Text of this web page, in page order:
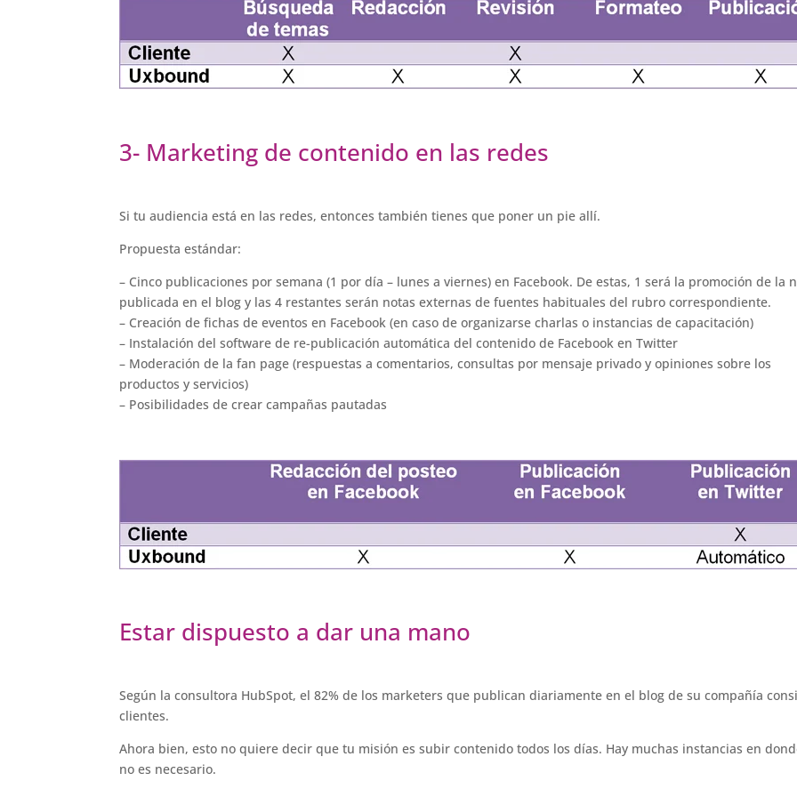
3- Marketing de contenido en las redes
Si tu audiencia está en las redes, entonces también tienes que poner un pie allí.
Propuesta estándar:
– Cinco publicaciones por semana (1 por día – lunes a viernes) en Facebook. De estas, 1 será la promoción de la
publicada en el blog y las 4 restantes serán notas externas de fuentes habituales del rubro correspondiente.
– Creación de fichas de eventos en Facebook (en caso de organizarse charlas o instancias de capacitación)
– Instalación del software de re-publicación automática del contenido de Facebook en Twitter
– Moderación de la fan page (respuestas a comentarios, consultas por mensaje privado y opiniones sobre los
productos y servicios)
– Posibilidades de crear campañas pautadas
Estar dispuesto a dar una mano
Según la consultora HubSpot, el 82% de los marketers que publican diariamente en el blog de su compañía
clientes.
Ahora bien, esto no quiere decir que tu misión es subir contenido todos los días. Hay muchas instancias en
no es necesario.